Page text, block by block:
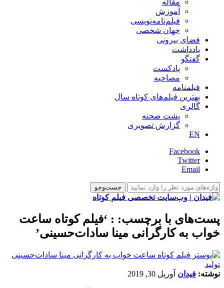
مقاله
آموزش
فیلم‌نامه‌نویسی
جهان شخصی
فضای بیرونی
یادداشت
گفتگو
پادکست
مصاحبه
فیلمنامه
بهترین فیلم‌های کوتاه سال
گالری
پشت صحنه
گزارش تصویری
EN
Facebook
Twitter
Email
پست‌های با برچسب: : ‘فیلم کوتاه ساعت
خواب به کارگرانی مینا سادات‌حسینی’
تولید
نوشته: فیدان آوریل 30, 2019